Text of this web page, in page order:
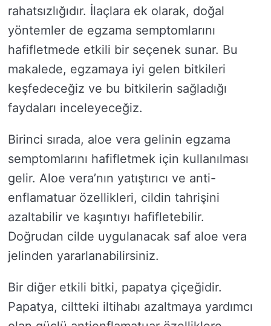
rahatsızlığıdır. İlaçlara ek olarak, doğal
yöntemler de egzama semptomlarını
hafifletmede etkili bir seçenek sunar. Bu
makalede, egzamaya iyi gelen bitkileri
keşfedeceğiz ve bu bitkilerin sağladığı
faydaları inceleyeceğiz.
Birinci sırada, aloe vera gelinin egzama
semptomlarını hafifletmek için kullanılması
gelir. Aloe vera’nın yatıştırıcı ve anti-
enflamatuar özellikleri, cildin tahrişini
azaltabilir ve kaşıntıyı hafifletebilir.
Doğrudan cilde uygulanacak saf aloe vera
jelinden yararlanabilirsiniz.
Bir diğer etkili bitki, papatya çiçeğidir.
Papatya, ciltteki iltihabı azaltmaya yardımcı